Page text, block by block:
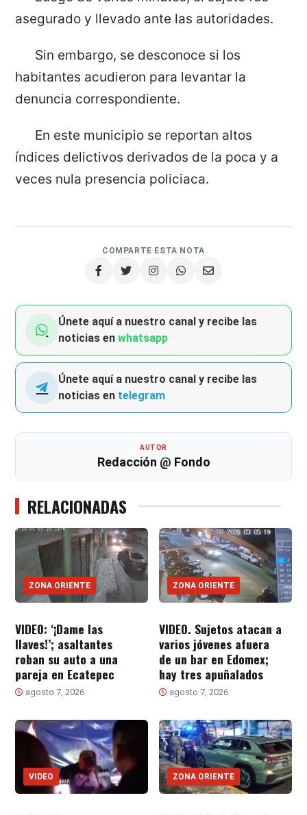
asegurado y llevado ante las autoridades.
Sin embargo, se desconoce si los
habitantes acudieron para levantar la
denuncia correspondiente.
En este municipio se reportan altos
índices delictivos derivados de la poca y a
veces nula presencia policiaca.
COMPARTE ESTA NOTA
Únete aquí a nuestro canal y recibe las
noticias enwhatsapp
Únete aquí a nuestro canal y recibe las
noticias en telegram
AUTOR
Redacción @ Fondo
RELACIONADAS
ZONA ORIENTE
VIDEO: ‘¡Dame las
llaves!’; asaltantes
roban su auto a una
pareja en Ecatepec
agosto 7, 2026
ZONA ORIENTE
VIDEO. Sujetos atacan a
varios jóvenes afuera
de un bar en Edomex;
hay tres apuñalados
agosto 7, 2026
VIDEO ZONA ORIENTE